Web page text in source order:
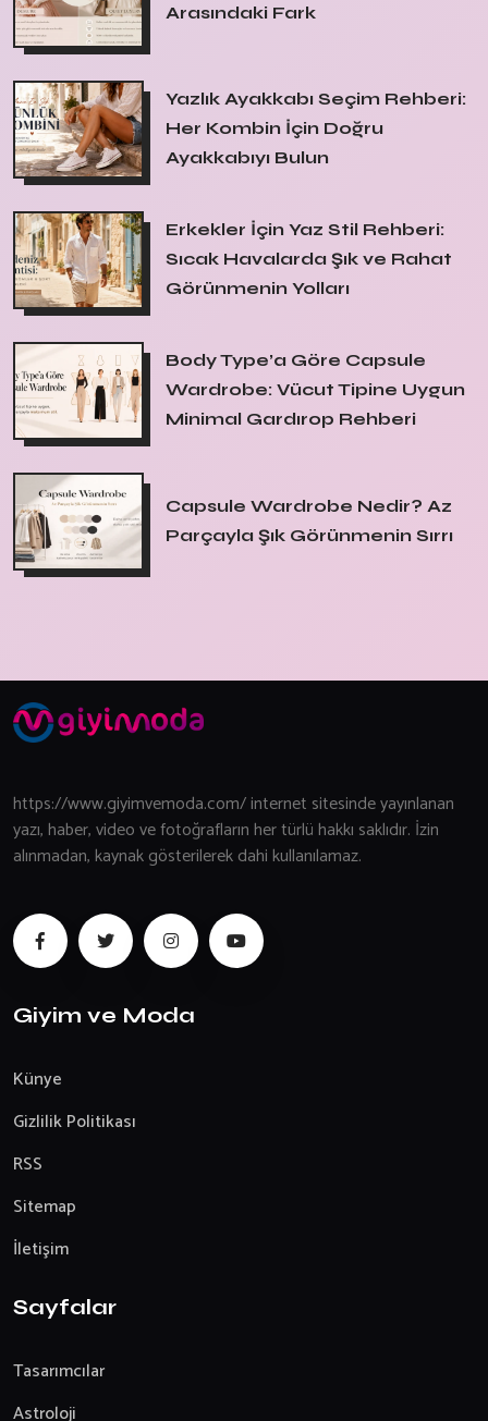
Arasındaki Fark
Yazlık Ayakkabı Seçim Rehberi:
Her Kombin İçin Doğru
Ayakkabıyı Bulun
Erkekler İçin Yaz Stil Rehberi:
Sıcak Havalarda Şık ve Rahat
Görünmenin Yolları
Body Type’a Göre Capsule
Wardrobe: Vücut Tipine Uygun
Minimal Gardırop Rehberi
Capsule Wardrobe Nedir? Az
Parçayla Şık Görünmenin Sırrı
https://www.giyimvemoda.com/ internet sitesinde yayınlanan
yazı, haber, video ve fotoğrafların her türlü hakkı saklıdır. İzin
alınmadan, kaynak gösterilerek dahi kullanılamaz.
Giyim ve Moda
Künye
Gizlilik Politikası
RSS
Sitemap
İletişim
Sayfalar
Tasarımcılar
Astroloji